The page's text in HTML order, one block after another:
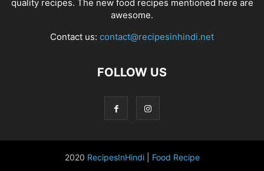
quality recipes. The new food recipes mentioned here are
awesome.
Contact us: contact@recipesinhindi.net
FOLLOW US
2020 RecipesInHindi| Food Recipe